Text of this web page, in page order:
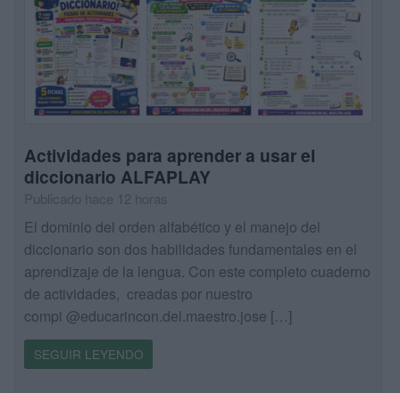
Actividades para aprender a usar el
diccionario ALFAPLAY
El dominio del orden alfabético y el manejo del
diccionario son dos habilidades fundamentales en el
aprendizaje de la lengua. Con este completo cuaderno
de actividades, creadas por nuestro
compi @educarincon.del.maestro.jose […]
SEGUIR LEYENDO